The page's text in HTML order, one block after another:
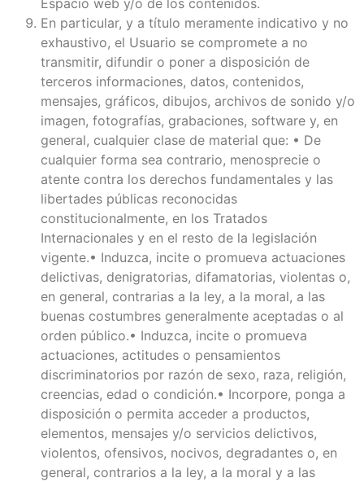
Espacio web y/o de los contenidos.
En particular, y a título meramente indicativo y no
exhaustivo, el Usuario se compromete a no
transmitir, difundir o poner a disposición de
terceros informaciones, datos, contenidos,
mensajes, gráficos, dibujos, archivos de sonido y/o
imagen, fotografías, grabaciones, software y, en
general, cualquier clase de material que: • De
cualquier forma sea contrario, menosprecie o
atente contra los derechos fundamentales y las
libertades públicas reconocidas
constitucionalmente, en los Tratados
Internacionales y en el resto de la legislación
vigente.• Induzca, incite o promueva actuaciones
delictivas, denigratorias, difamatorias, violentas o,
en general, contrarias a la ley, a la moral, a las
buenas costumbres generalmente aceptadas o al
orden público.• Induzca, incite o promueva
actuaciones, actitudes o pensamientos
discriminatorios por razón de sexo, raza, religión,
creencias, edad o condición.• Incorpore, ponga a
disposición o permita acceder a productos,
elementos, mensajes y/o servicios delictivos,
violentos, ofensivos, nocivos, degradantes o, en
general, contrarios a la ley, a la moral y a las